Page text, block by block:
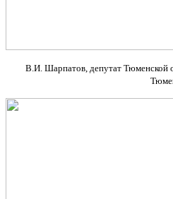
В.И. Шарпатов, депутат Тюменской